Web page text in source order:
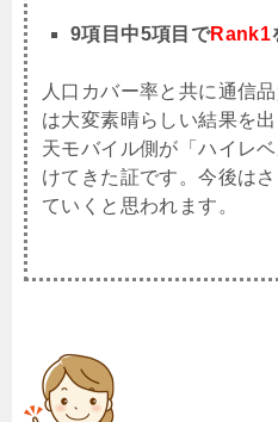
9項目中5項目でRank1
人口カバー率と共に通信
は大変素晴らしい結果を
天モバイル側が「ハイレ
けてきた証です。今後は
ていくと思われます。